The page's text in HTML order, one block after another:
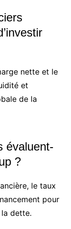
nette et le
et
de la
évaluent-
?
le taux
pour
dette.